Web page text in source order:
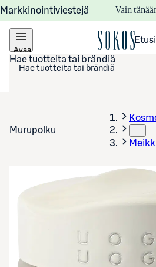
Markkinointiviestejä Vain
Avaa
valikko
Hae tuotteita tai brändiä
Murupolku …